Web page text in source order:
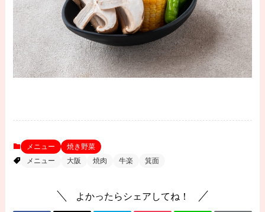
メニュー
焼き野菜
メニュー
大阪 焼肉 牛楽 箕面
よかったらシェアしてね！